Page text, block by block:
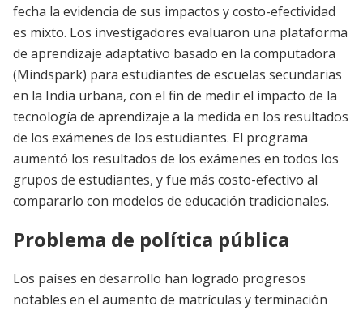
fecha la evidencia de sus impactos y costo-efectividad
es mixto. Los investigadores evaluaron una plataforma
de aprendizaje adaptativo basado en la computadora
(Mindspark) para estudiantes de escuelas secundarias
en la India urbana, con el fin de medir el impacto de la
tecnología de aprendizaje a la medida en los resultados
de los exámenes de los estudiantes. El programa
aumentó los resultados de los exámenes en todos los
grupos de estudiantes, y fue más costo-efectivo al
compararlo con modelos de educación tradicionales.
Problema de política pública
Los países en desarrollo han logrado progresos
notables en el aumento de matrículas y terminación